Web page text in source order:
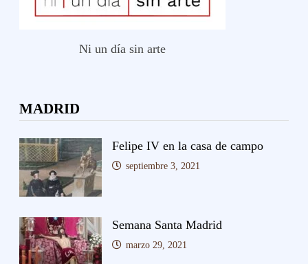
Ni un día sin arte
MADRID
Felipe IV en la casa de campo
septiembre 3, 2021
Semana Santa Madrid
marzo 29, 2021